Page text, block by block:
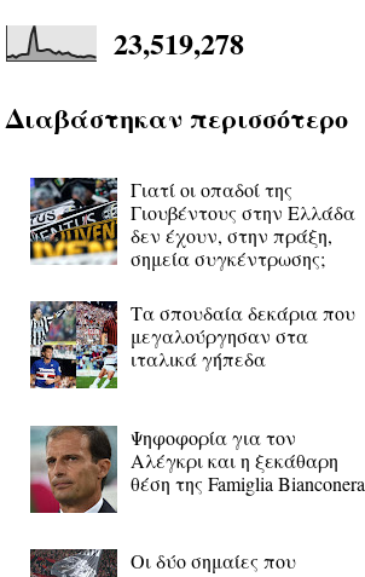
23,519,278
Διαβάστηκαν περισσότερο
Γιατί οι οπαδοί της
Γιουβέντους στην Ελλάδα
δεν έχουν, στην πράξη,
σημεία συγκέντρωσης;
Τα σπουδαία δεκάρια που
μεγαλούργησαν στα
ιταλικά γήπεδα
Ψηφοφορία για τον
Αλέγκρι και η ξεκάθαρη
θέση της Famiglia Bianconera
Οι δύο σημαίες που